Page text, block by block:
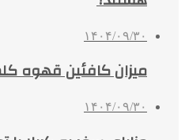
۱۴۰۴/۰۹/۳۰
میزان کافئین قهوه
۱۴۰۴/۰۹/۳۰